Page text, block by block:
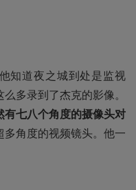
知道夜之城到处是监视
多录到了杰克的影像。
七八个角度的摄像头对
角度的视频镜头。他一